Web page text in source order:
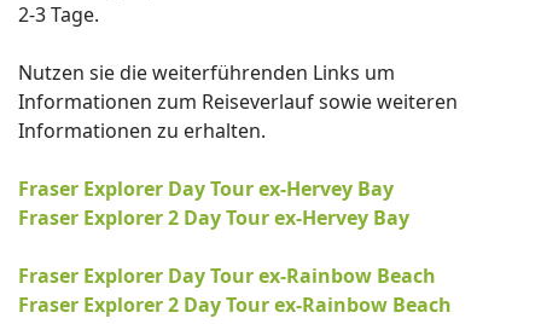
2-3 Tage.
Nutzen sie die weiterführenden Links um
Informationen zum Reiseverlauf sowie weiteren
Informationen zu erhalten.
Fraser Explorer Day Tour ex-Hervey Bay
Fraser Explorer 2 Day Tour ex-Hervey Bay
Fraser Explorer Day Tour ex-Rainbow Beach
Fraser Explorer 2 Day Tour ex-Rainbow Beach